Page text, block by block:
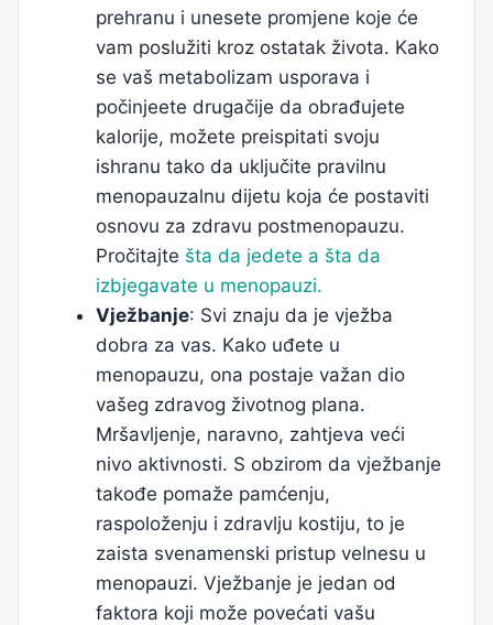
prehranu i unesete promjene koje će
vam poslužiti kroz ostatak života. Kako
se vaš metabolizam usporava i
počinjeete drugačije da obrađujete
kalorije, možete preispitati svoju
ishranu tako da uključite pravilnu
menopauzalnu dijetu koja će postaviti
osnovu za zdravu postmenopauzu.
Pročitajte šta da jedete a šta da
izbjegavate u menopauzi.
Vježbanje: Svi znaju da je vježba
dobra za vas. Kako uđete u
menopauzu, ona postaje važan dio
vašeg zdravog životnog plana.
Mršavljenje, naravno, zahtjeva veći
nivo aktivnosti. S obzirom da vježbanje
takođe pomaže pamćenju,
raspoloženju i zdravlju kostiju, to je
zaista svenamenski pristup velnesu u
menopauzi. Vježbanje je jedan od
faktora koji može povećati vašu